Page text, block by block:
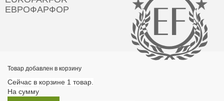
ЕВРОФАРФОР
Товар добавлен в корзину
Сейчас в корзине 1 товар.
На сумму